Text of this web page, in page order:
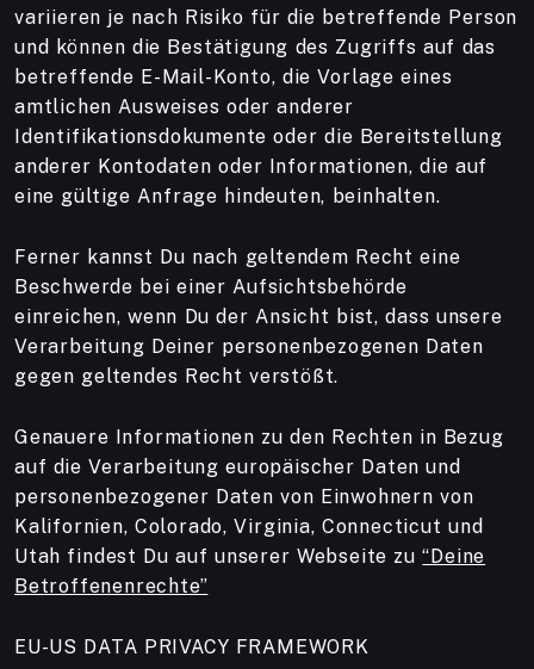
variieren je nach Risiko für die betreffende Person
und können die Bestätigung des Zugriffs auf das
betreffende E-Mail-Konto, die Vorlage eines
amtlichen Ausweises oder anderer
Identifikationsdokumente oder die Bereitstellung
anderer Kontodaten oder Informationen, die auf
eine gültige Anfrage hindeuten, beinhalten.
Ferner kannst Du nach geltendem Recht eine
Beschwerde bei einer Aufsichtsbehörde
einreichen, wenn Du der Ansicht bist, dass unsere
Verarbeitung Deiner personenbezogenen Daten
gegen geltendes Recht verstößt.
Genauere Informationen zu den Rechten in Bezug
auf die Verarbeitung europäischer Daten und
personenbezogener Daten von Einwohnern von
Kalifornien, Colorado, Virginia, Connecticut und
Utah findest Du auf unserer Webseite zu“Deine
Betroffenenrechte”
EU-US DATA PRIVACY FRAMEWORK